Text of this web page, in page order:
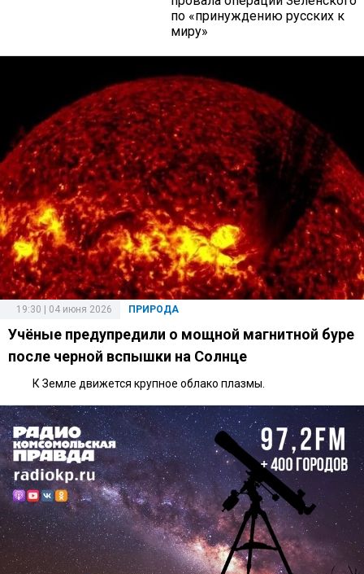
по «принуждению русских к
миру»
ПРИРОДА
19:30 | 04 июня 2026
Учёные предупредили о мощной магнитной буре
после черной вспышки на Солнце
К Земле движется крупное облако плазмы.